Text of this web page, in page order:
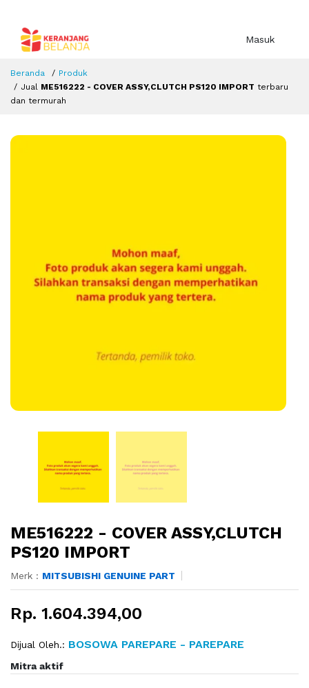
Masuk
Beranda
Produk
Jual ME516222 - COVER ASSY,CLUTCH PS120 IMPORT terbaru
dan termurah
ME516222 - COVER ASSY,CLUTCH
PS120 IMPORT
Merk : MITSUBISHI GENUINE PART
Rp. 1.604.394,00
Dijual Oleh.: BOSOWA PAREPARE - PAREPARE
Mitra aktif